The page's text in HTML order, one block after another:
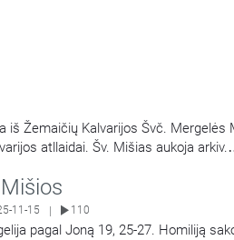
iš Žemaičių Kalvarijos Švč. Mergelės
atllaidai. Šv. Mišias aukoja arkiv.
11-15 | 110
pagal Joną 19, 25-27. Homiliją